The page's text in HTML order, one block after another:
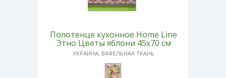
Полотенце кухонное Home Line
Этно Цветы яблони 45х70 см
УКРАИНА, ВАФЕЛЬНАЯ ТКАНЬ